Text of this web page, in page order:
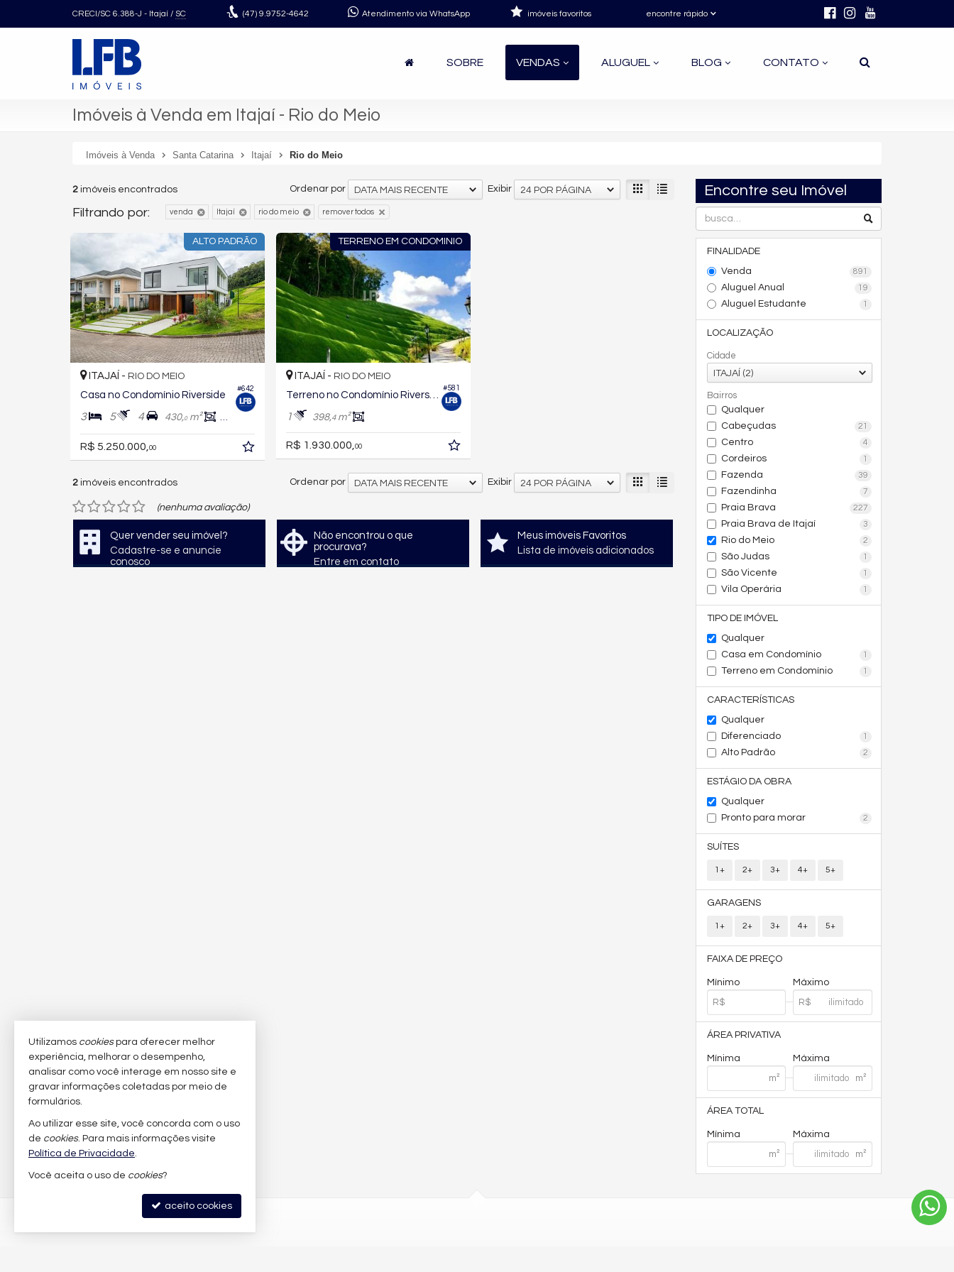
CRECI/SC 6.388-J - Itajaí / SC (47) 9.9752-4642 Atendimento via WhatsApp encontre rápido
imóveis favoritos
SOBRE VENDAS ALUGUEL BLOG CONTATO
Imóveis à Venda em Itajaí - Rio do Meio
Imóveis à Venda Santa Catarina Itajaí Rio do Meio
Encontre seu Imóvel
FINALIDADE
Venda
891
Aluguel Anual 19
Aluguel Estudante 1
LOCALIZAÇÃO
Cidade
ITAJAÍ (2)
Bairros
Qualquer
Cabeçudas
21
Centro 4
Cordeiros 1
Fazenda 39
Fazendinha 7
Praia Brava 227
Praia Brava de Itajaí 3
Rio do Meio 2
São Judas 1
São Vicente 1
Vila Operária 1
TIPO DE IMÓVEL
Qualquer
Casa em Condomínio
1
Terreno em Condomínio 1
CARACTERÍSTICAS
Qualquer
Diferenciado
1
Alto Padrão 2
ESTÁGIO DA OBRA
Qualquer
Pronto para morar
2
SUÍTES
1+ 2+ 3+ 4+ 5+
GARAGENS
1+ 2+ 3+ 4+ 5+
FAIXA DE PREÇO
Mínimo Máximo
ÁREA PRIVATIVA
Mínima Máxima
ÁREA TOTAL
Mínima Máxima
2 imóveis encontrados Exibir 24 POR PÁGINA
Ordenar por DATA MAIS RECENTE
Filtrando por: venda Itajaí rio do meio remover todos
ALTO PADRÃO
#642
ITAJAÍ - RIO DO MEIO
Casa no Condomínio Riverside
3 5 4 430,0m² 355,
R$ 5.250.000, 00
TERRENO EM CONDOMINIO
#581
ITAJAÍ - RIO DO MEIO
Terreno no Condomínio Riverside
1 398,4m²
R$ 1.930.000, 00
2 imóveis encontrados Exibir 24 POR PÁGINA
Ordenar por DATA MAIS RECENTE
(nenhuma avaliação)
Quer vender seu imóvel?
Cadastre-se e anuncie
conosco
Não encontrou o que
procurava?
Entre em contato
Meus imóveis Favoritos
Lista de imóveis adicionados
Utilizamos cookiespara oferecer melhor
experiência, melhorar o desempenho,
analisar como você interage em nosso site e
gravar informações coletadas por meio de
formulários.
Ao utilizar esse site, você concorda com o uso
de cookies. Para mais informações visite
Política de Privacidade.
Você aceita o uso de cookies?
aceito cookies